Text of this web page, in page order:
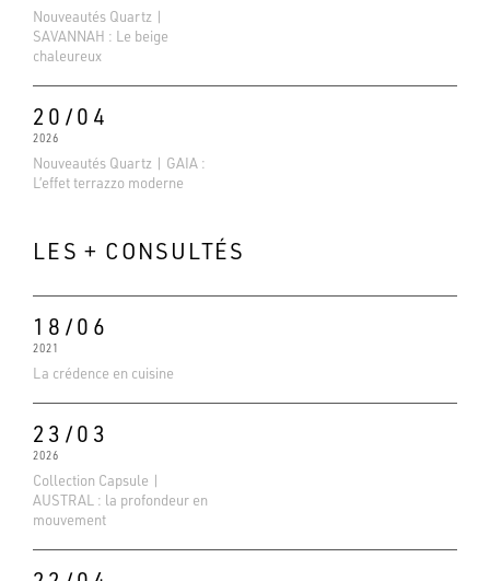
Nouveautés Quartz |
SAVANNAH : Le beige
chaleureux
20/04
2026
Nouveautés Quartz | GAIA :
L’effet terrazzo moderne
LES + CONSULTÉS
18/06
2021
La crédence en cuisine
23/03
2026
Collection Capsule |
AUSTRAL : la profondeur en
mouvement
4.6